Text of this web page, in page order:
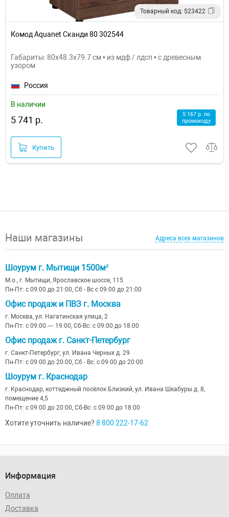
Товарный код: 523422
Комод Aquanet Сканди 80 302544
Габариты: 80x48.3x79.7 см • из мдф / лдсп • с древесным
узором
Россия
В наличии
5 741 р.
5 167 р. по
промокоду
Купить
Наши магазины Адреса всех магазинов
Шоурум г. Мытищи 1500м²
М.о., г. Мытищи, Ярославское шоссе, 115
Пн-Пт: с 09:00 до 21:00, Сб - Вс с 09:00 до 21:00
Офис продаж и ПВЗ г. Москва
г. Москва, ул. Нагатинская улица, 2
Пн-Пт: с 09:00 — 19:00, Сб-Вс: с 09:00 до 18:00
Офис продаж г. Санкт-Петербург
г. Санкт-Петербург, ул. Ивана Черных д. 29
Пн-Пт: с 09:00 до 20:00, Сб - Вс: с 09:00 до 20:00
Шоурум г. Краснодар
г. Краснодар, коттеджный посёлок Близкий, ул. Ивана Шкабуры д. 8,
помещение 4,5
Пн-Пт: с 09:00 до 20:00, Сб-Вс: с 09:00 до 18:00
Хотите уточнить наличие? 8 800 222-17-62
Информация
Оплата
Доставка